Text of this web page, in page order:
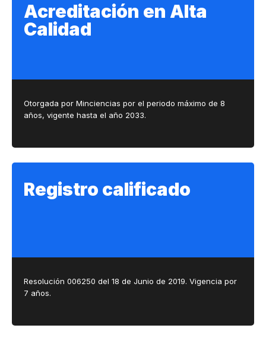
Acreditación en Alta
Calidad
Otorgada por Minciencias por el periodo máximo de 8
años, vigente hasta el año 2033.
Registro calificado
Resolución 006250 del 18 de Junio de 2019​​​​.​​ Vigencia por
7 años.